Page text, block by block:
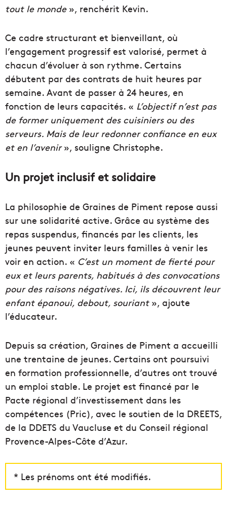
tout le monde», renchérit Kevin.
Ce cadre structurant et bienveillant, où
l’engagement progressif est valorisé, permet à
chacun d’évoluer à son rythme. Certains
débutent par des contrats de huit heures par
semaine. Avant de passer à 24 heures, en
fonction de leurs capacités. « L’objectif n’est pas
de former uniquement des cuisiniers ou des
serveurs. Mais de leur redonner confiance en eux
et en l’avenir», souligne Christophe.
Un projet inclusif et solidaire
La philosophie de Graines de Piment repose aussi
sur une solidarité active. Grâce au système des
repas suspendus, financés par les clients, les
jeunes peuvent inviter leurs familles à venir les
voir en action. « C’est un moment de fierté pour
eux et leurs parents, habitués à des convocations
pour des raisons négatives. Ici, ils découvrent leur
enfant épanoui, debout, souriant», ajoute
l’éducateur.
Depuis sa création, Graines de Piment a accueilli
une trentaine de jeunes. Certains ont poursuivi
en formation professionnelle, d’autres ont trouvé
un emploi stable. Le projet est financé par le
Pacte régional d’investissement dans les
compétences (Pric), avec le soutien de la DREETS,
de la DDETS du Vaucluse et du Conseil régional
Provence-Alpes-Côte d’Azur.
* Les prénoms ont été modifiés.